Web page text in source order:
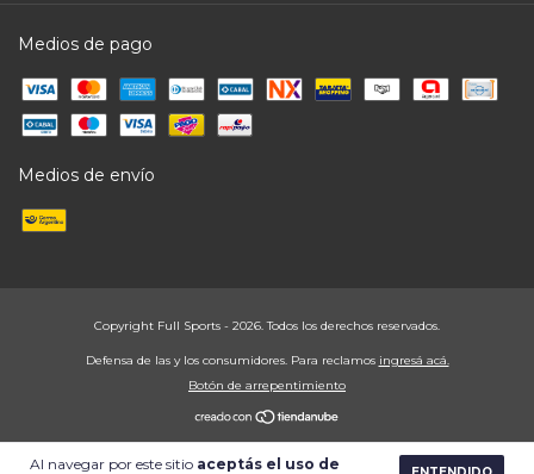
Al navegar por este sitio aceptás el uso de
Medios de pago
Medios de envío
Copyright Full Sports - 2026. Todos los derechos reservados.
Defensa de las y los consumidores. Para reclamos ingresá acá.
Botón de arrepentimiento